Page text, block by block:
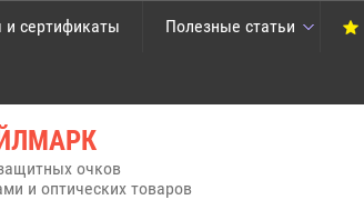
сертификаты Полезные статьи
очков
и оптических товаров